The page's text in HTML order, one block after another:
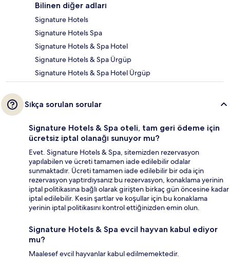
Bilinen diğer adları
Signature Hotels
Signature Hotels Spa
Signature Hotels & Spa Hotel
Signature Hotels & Spa Ürgüp
Signature Hotels & Spa Hotel Ürgüp
Sıkça sorulan sorular
Signature Hotels & Spa oteli, tam geri ödeme için
ücretsiz iptal olanağı sunuyor mu?
Evet. Signature Hotels & Spa, sitemizden rezervasyon
yapılabilen ve ücreti tamamen iade edilebilir odalar
sunmaktadır. Ücreti tamamen iade edilebilir bir oda için
rezervasyon yaptırdıysanız bu rezervasyon, konaklama yerinin
iptal politikasına bağlı olarak girişten birkaç gün öncesine kadar
iptal edilebilir. Kesin şartlar ve koşullar için bu konaklama
yerinin iptal politikasını kontrol ettiğinizden emin olun.
Signature Hotels & Spa evcil hayvan kabul ediyor
mu?
Maalesef evcil hayvanlar kabul edilmemektedir.